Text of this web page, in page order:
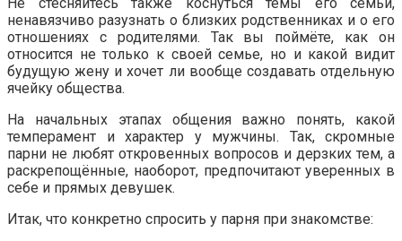
ненавязчиво разузнать о близких родственниках и о его
отношениях с родителями. Так вы поймёте, как он
относится не только к своей семье, но и какой видит
будущую жену и хочет ли вообще создавать отдельную
ячейку общества.
На начальных этапах общения важно понять, какой
темперамент и характер у мужчины. Так, скромные
парни не любят откровенных вопросов и дерзких тем, а
раскрепощённые, наоборот, предпочитают уверенных в
себе и прямых девушек.
Итак, что конкретно спросить у парня при знакомстве: